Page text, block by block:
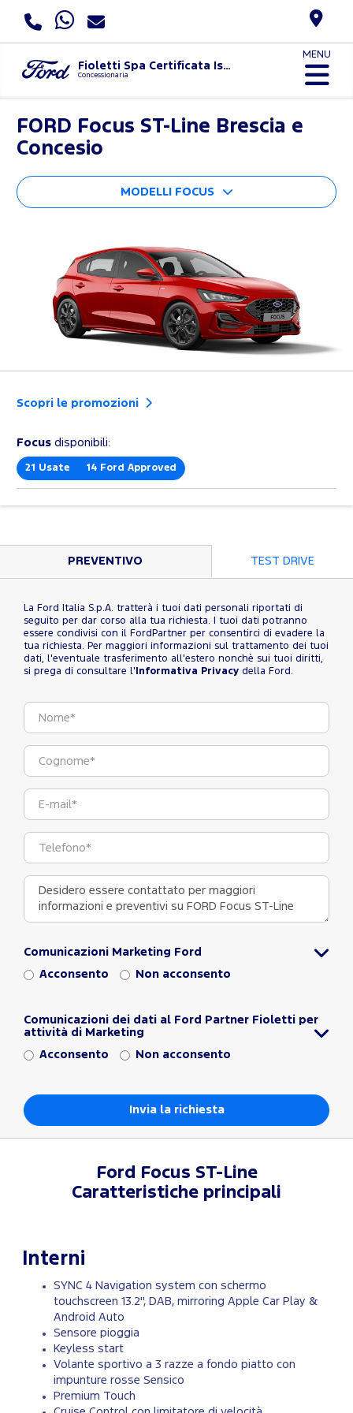
Fioletti Spa Certificata Iso 9001:2015 E Uni Pdr 125:2022
Concessionaria
MENU
FORD Focus ST-Line Brescia e
Concesio
MODELLI FOCUS
Scopri le promozioni
Focus disponibili:
21 Usate 14 Ford Approved
PREVENTIVO TEST DRIVE
La Ford Italia S.p.A. tratterà i tuoi dati personali riportati di
seguito per dar corso alla tua richiesta. I tuoi dati potranno
essere condivisi con il FordPartner per consentirci di evadere la
tua richiesta. Per maggiori informazioni sul trattamento dei tuoi
dati, l'eventuale trasferimento all'estero nonchè sui tuoi diritti,
si prega di consultare l' Informativa Privacy della Ford.
Comunicazioni Marketing Ford
Acconsento Non acconsento
Comunicazioni dei dati al Ford Partner Fioletti per
attività di Marketing
Acconsento Non acconsento
Ford Focus ST-Line
Caratteristiche principali
Interni
SYNC 4 Navigation system con schermo
touchscreen 13.2'', DAB, mirroring Apple Car Play &
Android Auto
Sensore pioggia
Keyless start
Volante sportivo a 3 razze a fondo piatto con
impunture rosse Sensico
Premium Touch